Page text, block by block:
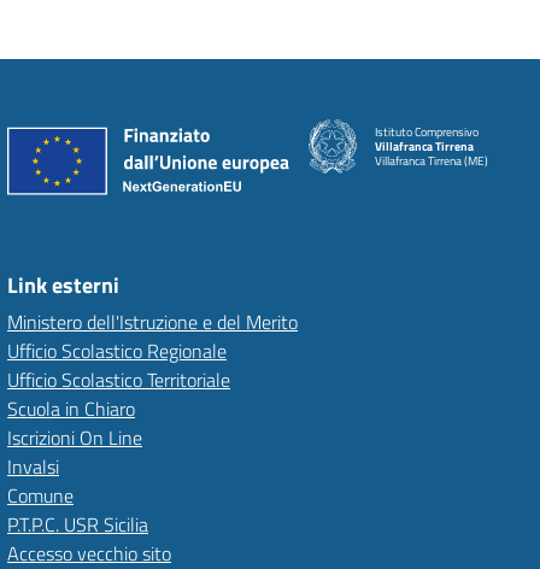
Istituto Comprensivo
Villafranca Tirrena
Villafranca Tirrena (ME)
Link esterni
Ministero dell'Istruzione e del Merito
Ufficio Scolastico Regionale
Ufficio Scolastico Territoriale
Scuola in Chiaro
Iscrizioni On Line
Invalsi
Comune
P.T.P.C. USR Sicilia
Accesso vecchio sito